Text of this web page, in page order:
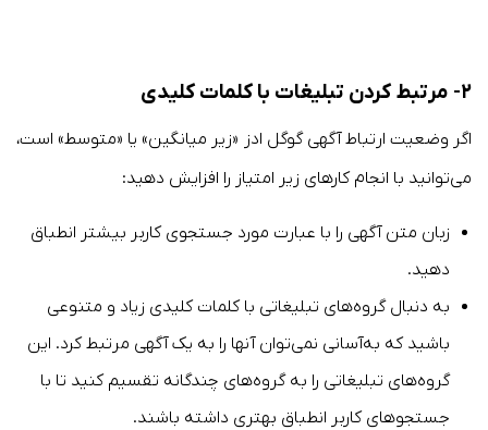
۲- مرتبط کردن تبلیغات با کلمات کلیدی
اگر وضعیت ارتباط آگهی گوگل ادز «زیر میانگین» یا «متوسط» است،
می‌توانید با انجام کارهای زیر امتیاز را افزایش دهید:
زبان متن آگهی را با عبارت مورد جستجوی کاربر بیشتر انطباق
دهید.
به دنبال گروه‌های تبلیغاتی با کلمات کلیدی زیاد و متنوعی
باشید که به‌آسانی نمی‌توان آنها را به یک آگهی مرتبط کرد. این
گروه‌های تبلیغاتی را به گروه‌های چندگانه تقسیم کنید تا با
جستجوهای کاربر انطباق بهتری داشته باشند.